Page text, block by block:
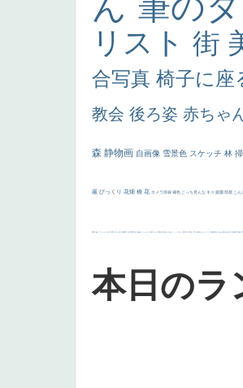
リスト 街
合写真 椅子に座
教会 後ろ姿 赤ちゃ
森 静物画 自画像 雪景色 スケッチ 林
厳 びっくり 花畑 橋 花 カメラ目線 補色 こっち見んな キス 庭園 部屋 こん
画質 last ヴィーナス 剣 白人少女 食事中 山本芳翠 麦 alciato ハーレム 女神 ローマ教皇 奥行き 火起こし シスター 東方の三博士 114514 かっこいい 受胎告知 天から覗き込む顔 設計図 挿絵 群
本日のラ